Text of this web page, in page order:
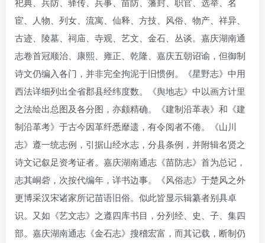
宦、人物、列女、流寓、仙释、方技、风俗、物产、祥异、
古迹、陵墓、祠庙、寺观、艺文、金石、丛谈。嘉庆湖南通
志卷首冠顺治、康熙、雍正、乾隆、嘉庆五朝诏谕，但御制
诗文仍编入各门，并非完全拘泥于旧惯例。《星野志》中用
西法详细列出全省郡县经纬度数。《舆地志》中以画方计里
之法绘出总图及各分图，亦颇精确。《建制沿革表》和《建
制沿革考》于古今因革纤悉靡遗，有令阅者不倦。《山川
志》遵一统志例，引据山经水志，分县条例，并附辑名贤之
诗文记叙足资考证者。嘉庆湖南通志《苗防志》首为总记，
志其峒砦，次按代编年，详书边事。《风俗志》于楚风之外
更博采汉宋诸家所记苗语旧俗。似此皆显示辑纂者别具卓
识。又如《艺文志》之遵四库书目，分列经、史、子、集四
部。嘉庆湖南通志《金石志》搜稽宏富，而其记载，断制仍